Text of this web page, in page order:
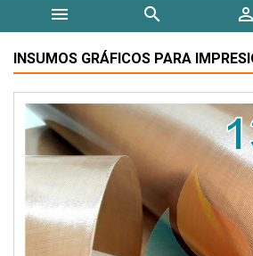
  
INSUMOS GRÁFICOS PARA